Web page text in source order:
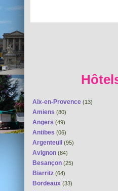
Aix-en-Provence (13)
Amiens (80)
Angers (49)
Antibes (06)
Argenteuil (95)
Avignon (84)
Besançon (25)
Biarritz (64)
Bordeaux (33)